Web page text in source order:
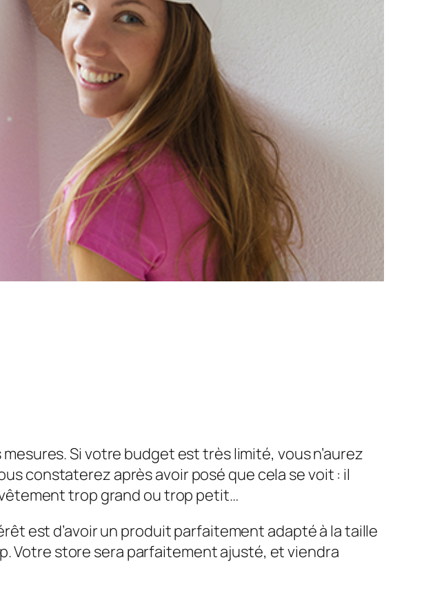
Si votre budget est très limité, vous n’aurez
constaterez après avoir posé que cela se voit : il
trop grand ou trop petit…
est d’avoir un produit parfaitement adapté à la taille
Votre store sera parfaitement ajusté, et viendra